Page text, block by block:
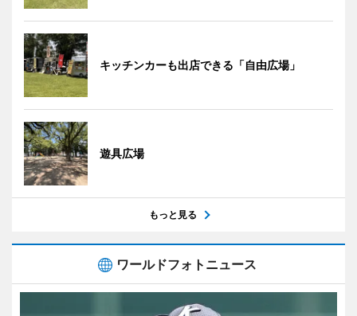
キッチンカーも出店できる「自由広場」
遊具広場
もっと見る
ワールドフォトニュース